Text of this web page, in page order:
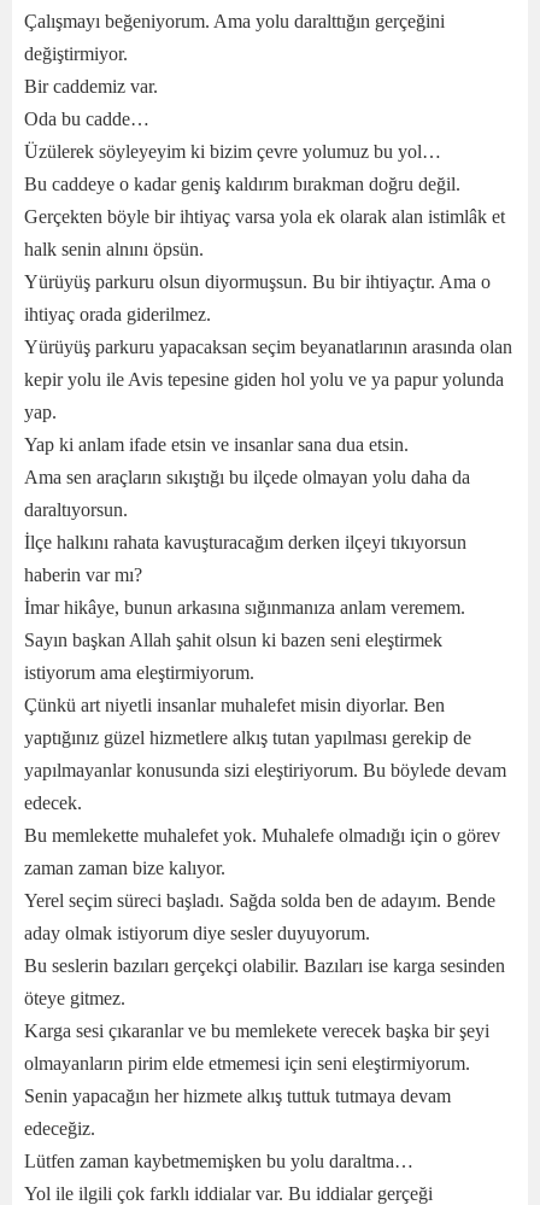
Çalışmayı beğeniyorum. Ama yolu daralttığın gerçeğini
değiştirmiyor.
Bir caddemiz var.
Oda bu cadde…
Üzülerek söyleyeyim ki bizim çevre yolumuz bu yol…
Bu caddeye o kadar geniş kaldırım bırakman doğru değil.
Gerçekten böyle bir ihtiyaç varsa yola ek olarak alan istimlâk et
halk senin alnını öpsün.
Yürüyüş parkuru olsun diyormuşsun. Bu bir ihtiyaçtır. Ama o
ihtiyaç orada giderilmez.
Yürüyüş parkuru yapacaksan seçim beyanatlarının arasında olan
kepir yolu ile Avis tepesine giden hol yolu ve ya papur yolunda
yap.
Yap ki anlam ifade etsin ve insanlar sana dua etsin.
Ama sen araçların sıkıştığı bu ilçede olmayan yolu daha da
daraltıyorsun.
İlçe halkını rahata kavuşturacağım derken ilçeyi tıkıyorsun
haberin var mı?
İmar hikâye, bunun arkasına sığınmanıza anlam veremem.
Sayın başkan Allah şahit olsun ki bazen seni eleştirmek
istiyorum ama eleştirmiyorum.
Çünkü art niyetli insanlar muhalefet misin diyorlar. Ben
yaptığınız güzel hizmetlere alkış tutan yapılması gerekip de
yapılmayanlar konusunda sizi eleştiriyorum. Bu böylede devam
edecek.
Bu memlekette muhalefet yok. Muhalefe olmadığı için o görev
zaman zaman bize kalıyor.
Yerel seçim süreci başladı. Sağda solda ben de adayım. Bende
aday olmak istiyorum diye sesler duyuyorum.
Bu seslerin bazıları gerçekçi olabilir. Bazıları ise karga sesinden
öteye gitmez.
Karga sesi çıkaranlar ve bu memlekete verecek başka bir şeyi
olmayanların pirim elde etmemesi için seni eleştirmiyorum.
Senin yapacağın her hizmete alkış tuttuk tutmaya devam
edeceğiz.
Lütfen zaman kaybetmemişken bu yolu daraltma…
Yol ile ilgili çok farklı iddialar var. Bu iddialar gerçeği